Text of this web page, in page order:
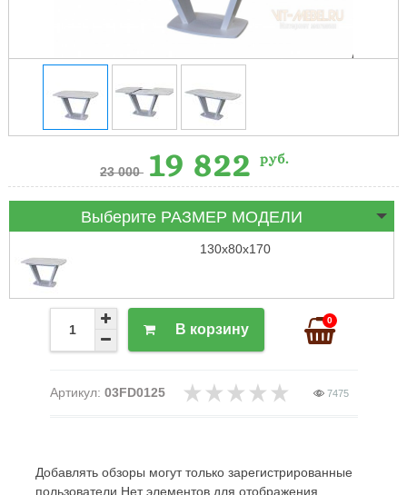
23 000 19 822 руб.
Выберите РАЗМЕР МОДЕЛИ
130х80х170
В корзину
0
Артикул: 03FD0125 7475
Добавлять обзоры могут только зарегистрированные
пользователи Нет элементов для отображения